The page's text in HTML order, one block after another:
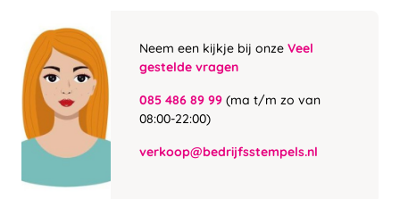
Neem een kijkje bij onze Veel
gestelde vragen
085 486 89 99 (ma t/m zo van
08:00-22:00)
verkoop@bedrijfsstempels.nl